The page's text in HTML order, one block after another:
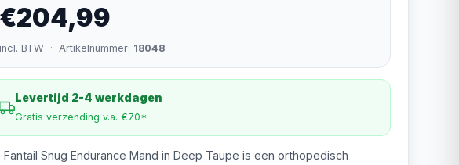
€204,99
incl. BTW · Artikelnummer: 18048
Levertijd 2-4 werkdagen
Gratis verzending v.a. €70*
Fantail Snug Endurance Mand in Deep Taupe is een orthopedisch